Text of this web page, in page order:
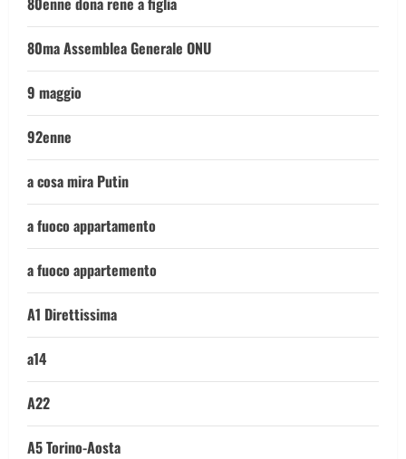
80ma Assemblea Generale ONU
9 maggio
92enne
a cosa mira Putin
a fuoco appartamento
a fuoco appartemento
A1 Direttissima
a14
A22
A5 Torino-Aosta